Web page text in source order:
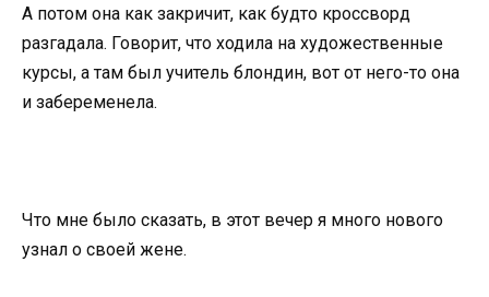
А потом она как закричит, как будто кроссворд
разгадала. Говорит, что ходила на художественные
курсы, а там был учитель блондин, вот от него-то она
и забеременела.
Что мне было сказать, в этот вечер я много нового
узнал о своей жене.